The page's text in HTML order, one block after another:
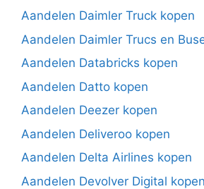
Aandelen Daimler Truck kopen
Aandelen Daimler Trucs en
Aandelen Databricks kopen
Aandelen Datto kopen
Aandelen Deezer kopen
Aandelen Deliveroo kopen
Aandelen Delta Airlines kopen
Aandelen Devolver Digital kopen